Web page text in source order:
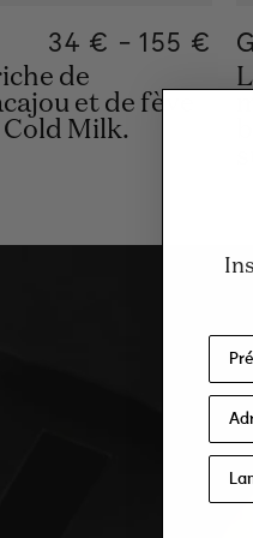
Regular price
34 € - 155 €
Regular
155€
34€
de
et de fève
Cold Milk.